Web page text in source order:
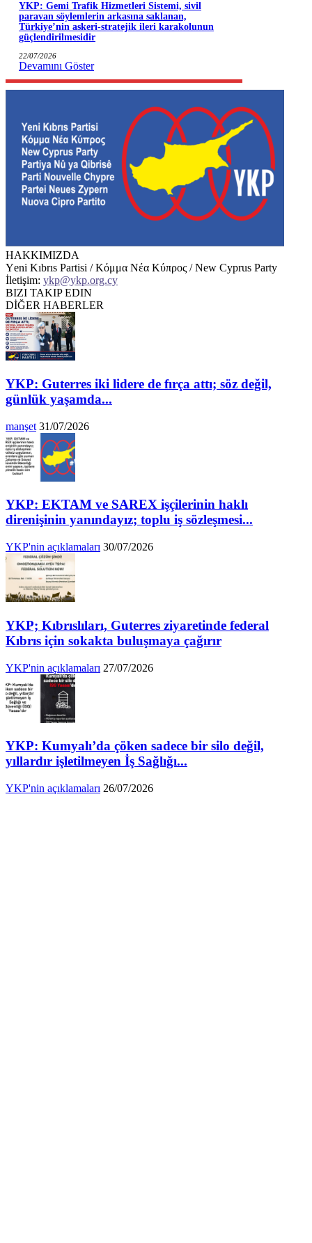
YKP: Gemi Trafik Hizmetleri Sistemi, sivil
paravan söylemlerin arkasına saklanan,
Türkiye’nin askeri-stratejik ileri karakolunun
güçlendirilmesidir
22/07/2026
Devamını Göster
HAKKIMIZDA
Υeni Kıbrıs Partisi / Κόμμα Νέα Κύπρος / New Cyprus Party
İletişim: ykp@ykp.org.cy
BIZI TAKIP EDIN
DİĞER HABERLER
YKP: Guterres iki lidere de fırça attı; söz değil,
günlük yaşamda...
manşet 31/07/2026
YKP: EKTAM ve SAREX işçilerinin haklı
direnişinin yanındayız; toplu iş sözleşmesi...
YKP'nin açıklamaları 30/07/2026
YKP; Kıbrıslıları, Guterres ziyaretinde federal
Kıbrıs için sokakta buluşmaya çağırır
YKP'nin açıklamaları 27/07/2026
YKP: Kumyalı’da çöken sadece bir silo değil,
yıllardır işletilmeyen İş Sağlığı...
YKP'nin açıklamaları 26/07/2026